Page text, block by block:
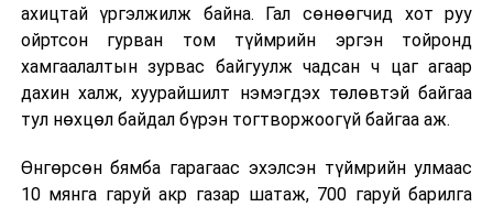
ахицтай үргэлжилж байна. Гал сөнөөгчид хот руу
ойртсон гурван том түймрийн эргэн тойронд
хамгаалалтын зурвас байгуулж чадсан ч цаг агаар
дахин халж, хуурайшилт нэмэгдэх төлөвтэй байгаа
тул нөхцөл байдал бүрэн тогтворжоогүй байгаа аж.
Өнгөрсөн бямба гарагаас эхэлсэн түймрийн улмаас
10 мянга гаруй акр газар шатаж, 700 гаруй барилга